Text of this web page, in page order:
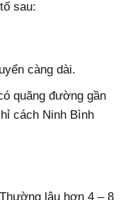
sau:
càng dài.
quãng đường gần
cách Ninh Bình
Thường lâu hơn 4 – 8